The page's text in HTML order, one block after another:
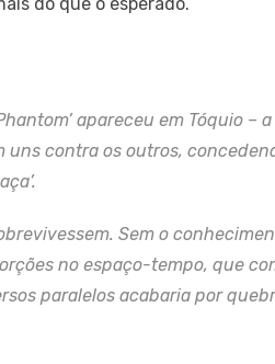
apareceu em Tóquio –
contra os outros,
Sem o
no espaço-tempo, que
paralelos acabaria por